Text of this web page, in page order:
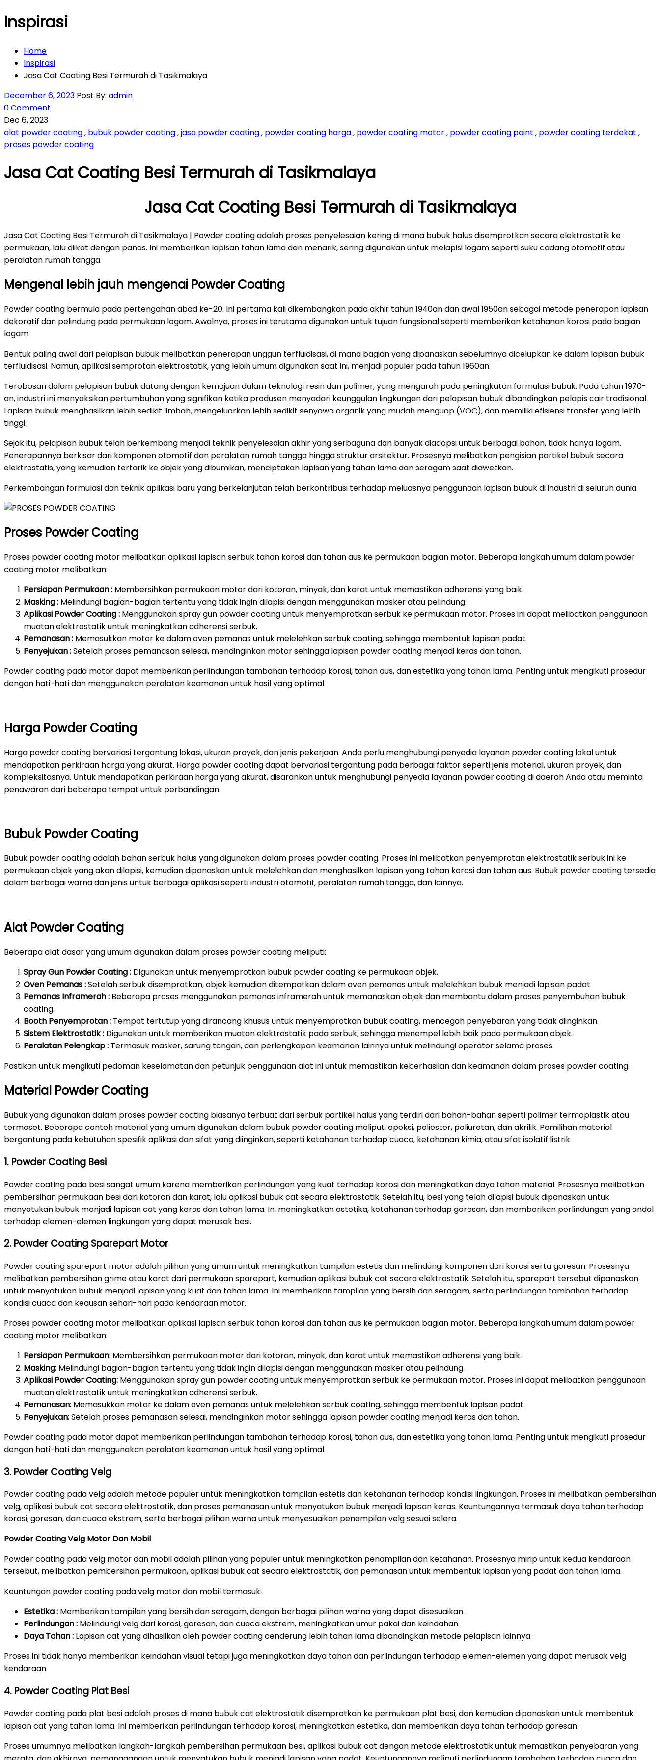
Inspirasi
Home
Inspirasi
Jasa Cat Coating Besi Termurah di Tasikmalaya
December 6, 2023 Post By: admin
0 Comment
Dec 6, 2023
alat powder coating, bubuk powder coating,jasa powder coating, powder coating harga, powder coating motor, powder coating paint , powder coating terdekat ,
proses powder coating
Jasa Cat Coating Besi Termurah di Tasikmalaya
Jasa Cat Coating Besi Termurah di Tasikmalaya
Jasa Cat Coating Besi Termurah di Tasikmalaya | Powder coating adalah proses penyelesaian kering di mana bubuk halus disemprotkan secara elektrostatik ke
permukaan, lalu diikat dengan panas. Ini memberikan lapisan tahan lama dan menarik, sering digunakan untuk melapisi logam seperti suku cadang otomotif atau
peralatan rumah tangga.
Mengenal lebih jauh mengenai Powder Coating
Powder coating bermula pada pertengahan abad ke-20. Ini pertama kali dikembangkan pada akhir tahun 1940an dan awal 1950an sebagai metode penerapan lapisan
dekoratif dan pelindung pada permukaan logam. Awalnya, proses ini terutama digunakan untuk tujuan fungsional seperti memberikan ketahanan korosi pada bagian
logam.
Bentuk paling awal dari pelapisan bubuk melibatkan penerapan unggun terfluidisasi, di mana bagian yang dipanaskan sebelumnya dicelupkan ke dalam lapisan bubuk
terfluidisasi. Namun, aplikasi semprotan elektrostatik, yang lebih umum digunakan saat ini, menjadi populer pada tahun 1960an.
Terobosan dalam pelapisan bubuk datang dengan kemajuan dalam teknologi resin dan polimer, yang mengarah pada peningkatan formulasi bubuk. Pada tahun 1970-
an, industri ini menyaksikan pertumbuhan yang signifikan ketika produsen menyadari keunggulan lingkungan dari pelapisan bubuk dibandingkan pelapis cair tradisional.
Lapisan bubuk menghasilkan lebih sedikit limbah, mengeluarkan lebih sedikit senyawa organik yang mudah menguap (VOC), dan memiliki efisiensi transfer yang lebih
tinggi.
Sejak itu, pelapisan bubuk telah berkembang menjadi teknik penyelesaian akhir yang serbaguna dan banyak diadopsi untuk berbagai bahan, tidak hanya logam.
Penerapannya berkisar dari komponen otomotif dan peralatan rumah tangga hingga struktur arsitektur. Prosesnya melibatkan pengisian partikel bubuk secara
elektrostatis, yang kemudian tertarik ke objek yang dibumikan, menciptakan lapisan yang tahan lama dan seragam saat diawetkan.
Perkembangan formulasi dan teknik aplikasi baru yang berkelanjutan telah berkontribusi terhadap meluasnya penggunaan lapisan bubuk di industri di seluruh dunia.
Proses Powder Coating
Proses powder coating motor melibatkan aplikasi lapisan serbuk tahan korosi dan tahan aus ke permukaan bagian motor. Beberapa langkah umum dalam powder
coating motor melibatkan:
Persiapan Permukaan : Membersihkan permukaan motor dari kotoran, minyak, dan karat untuk memastikan adherensi yang baik.
Masking : Melindungi bagian-bagian tertentu yang tidak ingin dilapisi dengan menggunakan masker atau pelindung.
Aplikasi Powder Coating : Menggunakan spray gun powder coating untuk menyemprotkan serbuk ke permukaan motor. Proses ini dapat melibatkan penggunaan
muatan elektrostatik untuk meningkatkan adherensi serbuk.
Pemanasan : Memasukkan motor ke dalam oven pemanas untuk melelehkan serbuk coating, sehingga membentuk lapisan padat.
Penyejukan :Setelah proses pemanasan selesai, mendinginkan motor sehingga lapisan powder coating menjadi keras dan tahan.
Powder coating pada motor dapat memberikan perlindungan tambahan terhadap korosi, tahan aus, dan estetika yang tahan lama. Penting untuk mengikuti prosedur
dengan hati-hati dan menggunakan peralatan keamanan untuk hasil yang optimal.
Harga Powder Coating
Harga powder coating bervariasi tergantung lokasi, ukuran proyek, dan jenis pekerjaan. Anda perlu menghubungi penyedia layanan powder coating lokal untuk
mendapatkan perkiraan harga yang akurat. Harga powder coating dapat bervariasi tergantung pada berbagai faktor seperti jenis material, ukuran proyek, dan
kompleksitasnya. Untuk mendapatkan perkiraan harga yang akurat, disarankan untuk menghubungi penyedia layanan powder coating di daerah Anda atau meminta
penawaran dari beberapa tempat untuk perbandingan.
Bubuk Powder Coating
Bubuk powder coating adalah bahan serbuk halus yang digunakan dalam proses powder coating. Proses ini melibatkan penyemprotan elektrostatik serbuk ini ke
permukaan objek yang akan dilapisi, kemudian dipanaskan untuk melelehkan dan menghasilkan lapisan yang tahan korosi dan tahan aus. Bubuk powder coating tersedia
dalam berbagai warna dan jenis untuk berbagai aplikasi seperti industri otomotif, peralatan rumah tangga, dan lainnya.
Alat Powder Coating
Beberapa alat dasar yang umum digunakan dalam proses powder coating meliputi:
Spray Gun Powder Coating : Digunakan untuk menyemprotkan bubuk powder coating ke permukaan objek.
Oven Pemanas :Setelah serbuk disemprotkan, objek kemudian ditempatkan dalam oven pemanas untuk melelehkan bubuk menjadi lapisan padat.
Pemanas Inframerah : Beberapa proses menggunakan pemanas inframerah untuk memanaskan objek dan membantu dalam proses penyembuhan bubuk
coating.
Booth Penyemprotan : Tempat tertutup yang dirancang khusus untuk menyemprotkan bubuk coating, mencegah penyebaran yang tidak diinginkan.
Sistem Elektrostatik : Digunakan untuk memberikan muatan elektrostatik pada serbuk, sehingga menempel lebih baik pada permukaan objek.
Peralatan Pelengkap : Termasuk masker, sarung tangan, dan perlengkapan keamanan lainnya untuk melindungi operator selama proses.
Pastikan untuk mengikuti pedoman keselamatan dan petunjuk penggunaan alat ini untuk memastikan keberhasilan dan keamanan dalam proses powder coating.
Material Powder Coating
Bubuk yang digunakan dalam proses powder coating biasanya terbuat dari serbuk partikel halus yang terdiri dari bahan-bahan seperti polimer termoplastik atau
termoset. Beberapa contoh material yang umum digunakan dalam bubuk powder coating meliputi epoksi, poliester, poliuretan, dan akrilik. Pemilihan material
bergantung pada kebutuhan spesifik aplikasi dan sifat yang diinginkan, seperti ketahanan terhadap cuaca, ketahanan kimia, atau sifat isolatif listrik.
1. Powder Coating Besi
Powder coating pada besi sangat umum karena memberikan perlindungan yang kuat terhadap korosi dan meningkatkan daya tahan material. Prosesnya melibatkan
pembersihan permukaan besi dari kotoran dan karat, lalu aplikasi bubuk cat secara elektrostatik. Setelah itu, besi yang telah dilapisi bubuk dipanaskan untuk
menyatukan bubuk menjadi lapisan cat yang keras dan tahan lama. Ini meningkatkan estetika, ketahanan terhadap goresan, dan memberikan perlindungan yang andal
terhadap elemen-elemen lingkungan yang dapat merusak besi.
2. Powder Coating Sparepart Motor
Powder coating sparepart motor adalah pilihan yang umum untuk meningkatkan tampilan estetis dan melindungi komponen dari korosi serta goresan. Prosesnya
melibatkan pembersihan grime atau karat dari permukaan sparepart, kemudian aplikasi bubuk cat secara elektrostatik. Setelah itu, sparepart tersebut dipanaskan
untuk menyatukan bubuk menjadi lapisan yang kuat dan tahan lama. Ini memberikan tampilan yang bersih dan seragam, serta perlindungan tambahan terhadap
kondisi cuaca dan keausan sehari-hari pada kendaraan motor.
Proses powder coating motor melibatkan aplikasi lapisan serbuk tahan korosi dan tahan aus ke permukaan bagian motor. Beberapa langkah umum dalam powder
coating motor melibatkan:
Persiapan Permukaan: Membersihkan permukaan motor dari kotoran, minyak, dan karat untuk memastikan adherensi yang baik.
Masking: Melindungi bagian-bagian tertentu yang tidak ingin dilapisi dengan menggunakan masker atau pelindung.
Aplikasi Powder Coating: Menggunakan spray gun powder coating untuk menyemprotkan serbuk ke permukaan motor. Proses ini dapat melibatkan penggunaan
muatan elektrostatik untuk meningkatkan adherensi serbuk.
Pemanasan: Memasukkan motor ke dalam oven pemanas untuk melelehkan serbuk coating, sehingga membentuk lapisan padat.
Penyejukan:Setelah proses pemanasan selesai, mendinginkan motor sehingga lapisan powder coating menjadi keras dan tahan.
Powder coating pada motor dapat memberikan perlindungan tambahan terhadap korosi, tahan aus, dan estetika yang tahan lama. Penting untuk mengikuti prosedur
dengan hati-hati dan menggunakan peralatan keamanan untuk hasil yang optimal.
3. Powder Coating Velg
Powder coating pada velg adalah metode populer untuk meningkatkan tampilan estetis dan ketahanan terhadap kondisi lingkungan. Proses ini melibatkan pembersihan
velg, aplikasi bubuk cat secara elektrostatik, dan proses pemanasan untuk menyatukan bubuk menjadi lapisan keras. Keuntungannya termasuk daya tahan terhadap
korosi, goresan, dan cuaca ekstrem, serta berbagai pilihan warna untuk menyesuaikan penampilan velg sesuai selera.
Powder Coating Velg Motor Dan Mobil
Powder coating pada velg motor dan mobil adalah pilihan yang populer untuk meningkatkan penampilan dan ketahanan. Prosesnya mirip untuk kedua kendaraan
tersebut, melibatkan pembersihan permukaan, aplikasi bubuk cat secara elektrostatik, dan pemanasan untuk membentuk lapisan yang padat dan tahan lama.
Keuntungan powder coating pada velg motor dan mobil termasuk:
Estetika : Memberikan tampilan yang bersih dan seragam, dengan berbagai pilihan warna yang dapat disesuaikan.
Perlindungan : Melindungi velg dari korosi, goresan, dan cuaca ekstrem, meningkatkan umur pakai dan keindahan.
Daya Tahan : Lapisan cat yang dihasilkan oleh powder coating cenderung lebih tahan lama dibandingkan metode pelapisan lainnya.
Proses ini tidak hanya memberikan keindahan visual tetapi juga meningkatkan daya tahan dan perlindungan terhadap elemen-elemen yang dapat merusak velg
kendaraan.
4. Powder Coating Plat Besi
Powder coating pada plat besi adalah proses di mana bubuk cat elektrostatik disemprotkan ke permukaan plat besi, dan kemudian dipanaskan untuk membentuk
lapisan cat yang tahan lama. Ini memberikan perlindungan terhadap korosi, meningkatkan estetika, dan memberikan daya tahan terhadap goresan.
Proses umumnya melibatkan langkah-langkah pembersihan permukaan besi, aplikasi bubuk cat dengan metode elektrostatik untuk memastikan penyebaran yang